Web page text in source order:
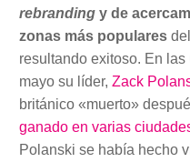
rebranding y de
zonas más populares
resultando exitoso. En
mayo su líder, Zack
británico «muerto»
ganado en varias
Polanski se había hecho